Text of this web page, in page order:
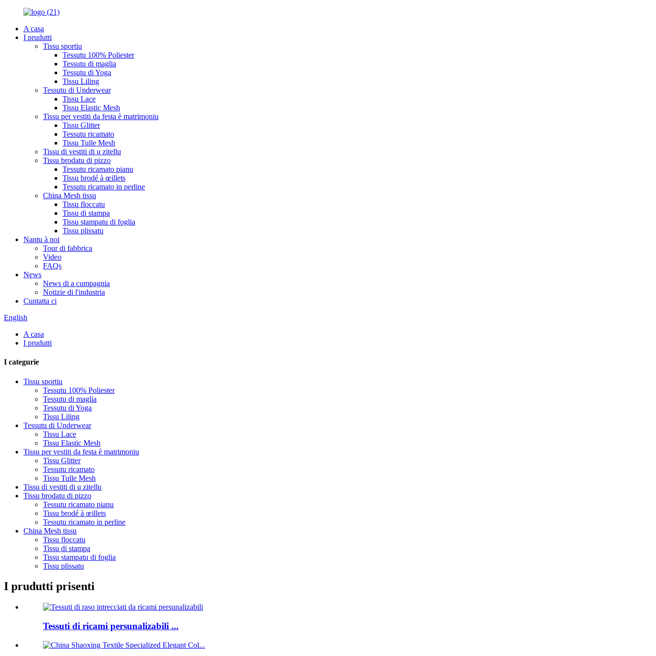
A casa
I prudutti
Tissu sportiu
Tessutu 100% Poliester
Tessutu di maglia
Tessutu di Yoga
Tissu Liling
Tessutu di Underwear
Tissu Lace
Tissu Elastic Mesh
Tissu per vestiti da festa è matrimoniu
Tissu Glitter
Tessutu ricamato
Tissu Tulle Mesh
Tissu di vestiti di u zitellu
Tissu brodatu di pizzo
Tessutu ricamato pianu
Tissu brodé à œillets
Tessutu ricamato in perline
China Mesh tissu
Tissu floccatu
Tissu di stampa
Tissu stampatu di foglia
Tissu plissatu
Nantu à noi
Tour di fabbrica
Video
FAQs
News
News di a cumpagnia
Notizie di l'industria
Cuntatta ci
English
A casa
I prudutti
I categurie
Tissu sportiu
Tessutu 100% Poliester
Tessutu di maglia
Tessutu di Yoga
Tissu Liling
Tessutu di Underwear
Tissu Lace
Tissu Elastic Mesh
Tissu per vestiti da festa è matrimoniu
Tissu Glitter
Tessutu ricamato
Tissu Tulle Mesh
Tissu di vestiti di u zitellu
Tissu brodatu di pizzo
Tessutu ricamato pianu
Tissu brodé à œillets
Tessutu ricamato in perline
China Mesh tissu
Tissu floccatu
Tissu di stampa
Tissu stampatu di foglia
Tissu plissatu
I prudutti prisenti
Tessuti di ricami persunalizabili ...